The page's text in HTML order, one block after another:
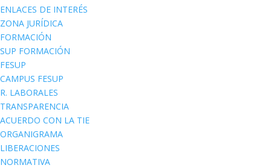
ENLACES DE INTERÉS
ZONA JURÍDICA
FORMACIÓN
SUP FORMACIÓN
FESUP
CAMPUS FESUP
R. LABORALES
TRANSPARENCIA
ACUERDO CON LA TIE
ORGANIGRAMA
LIBERACIONES
NORMATIVA